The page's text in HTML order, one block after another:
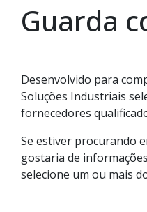
Guarda
Desenvolvido para
Soluções Industriais
fornecedores
Se estiver procurando
gostaria de
selecione um ou mais